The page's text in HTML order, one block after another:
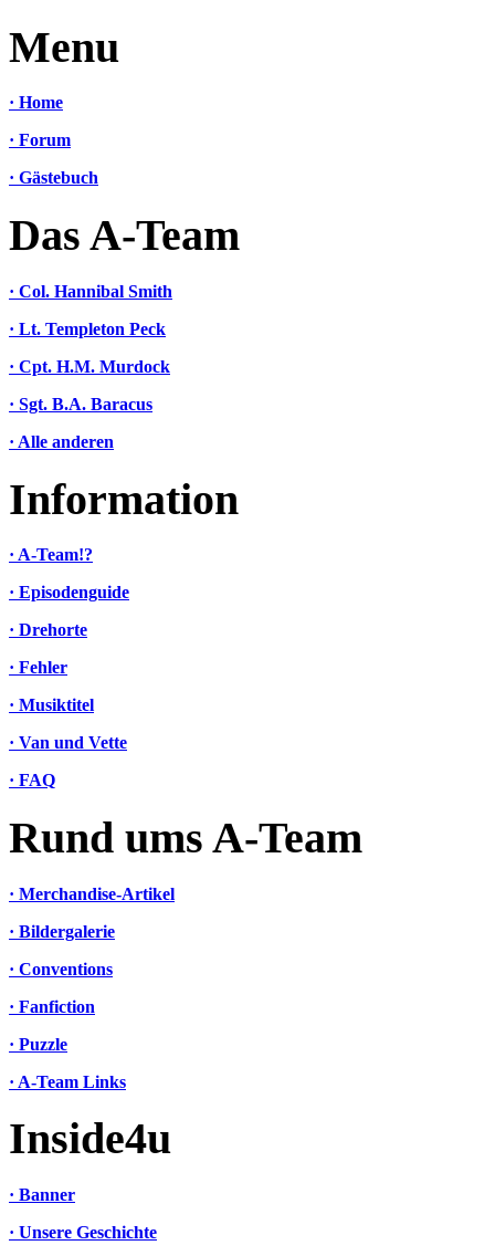
Menu
· Home
· Forum
· Gästebuch
Das A-Team
· Col. Hannibal Smith
· Lt. Templeton Peck
· Cpt. H.M. Murdock
· Sgt. B.A. Baracus
· Alle anderen
Information
· A-Team!?
· Episodenguide
· Drehorte
· Fehler
· Musiktitel
· Van und Vette
· FAQ
Rund ums A-Team
· Merchandise-Artikel
· Bildergalerie
· Conventions
· Fanfiction
· Puzzle
· A-Team Links
Inside4u
· Banner
· Unsere Geschichte